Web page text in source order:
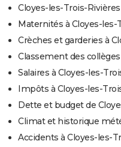
Cloyes-les-Trois-Rivières
Maternités à Cloyes-les-
Crèches et garderies à
Classement des
Salaires à Cloyes-les-
Impôts à Cloyes-les-
Dette et budget de
Climat et historique
Accidents à Cloyes-les-